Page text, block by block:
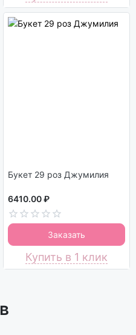
Букет 29 роз Джумилия
6410.00 ₽
Заказать
Купить в 1 клик